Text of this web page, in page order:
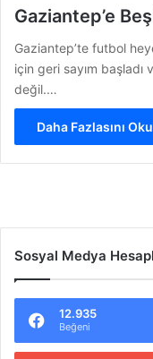
Gaziantep’e
Gaziantep’te futbol
için geri sayım
değil.…
Daha Fazlasını
Sosyal Medya
12.935
Beğeni